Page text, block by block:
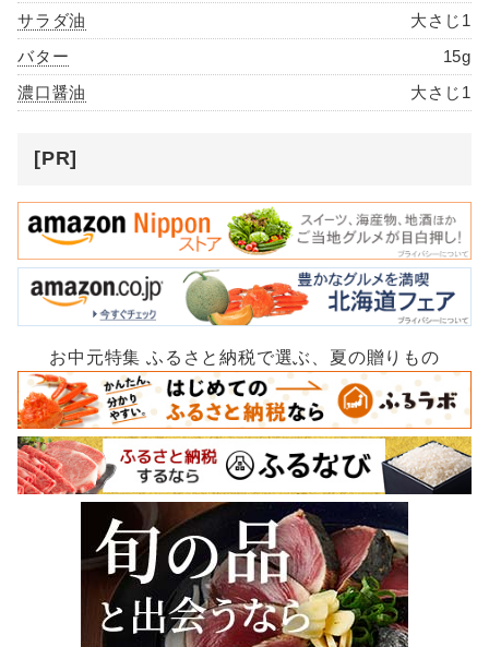
サラダ油
大さじ1
バター
15g
濃口醤油
大さじ1
[PR]
お中元特集 ふるさと納税で選ぶ、夏の贈りもの